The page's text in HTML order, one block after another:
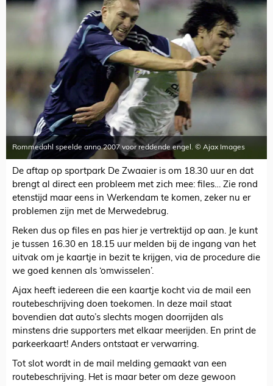
Rommedahl speelde anno 2007 voor reddende engel. © Ajax Images
De aftap op sportpark De Zwaaier is om 18.30 uur en dat
brengt al direct een probleem met zich mee: files… Zie rond
etenstijd maar eens in Werkendam te komen, zeker nu er
problemen zijn met de Merwedebrug.
Reken dus op files en pas hier je vertrektijd op aan. Je kunt
je tussen 16.30 en 18.15 uur melden bij de ingang van het
uitvak om je kaartje in bezit te krijgen, via de procedure die
we goed kennen als ‘omwisselen’.
Ajax heeft iedereen die een kaartje kocht via de mail een
routebeschrijving doen toekomen. In deze mail staat
bovendien dat auto’s slechts mogen doorrijden als
minstens drie supporters met elkaar meerijden. En print de
parkeerkaart! Anders ontstaat er verwarring.
Tot slot wordt in de mail melding gemaakt van een
routebeschrijving. Het is maar beter om deze gewoon